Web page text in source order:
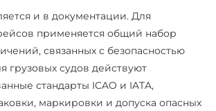
и в документации. Для
применяется общий набор
связанных с безопасностью
грузовых судов действуют
стандарты ICAO и IATA,
маркировки и допуска опасных